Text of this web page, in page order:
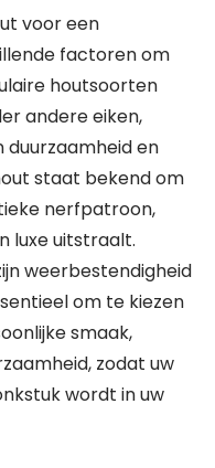
voor een
factoren om
houtsoorten
andere eiken,
en
staat bekend om
nerfpatroon,
luxe uitstraalt.
weerbestendigheid
om te kiezen
smaak,
zodat uw
wordt in uw